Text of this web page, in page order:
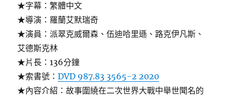
★字幕：繁體中文
★導演：羅蘭艾默瑞奇
★演員：派翠克威爾森、伍迪哈里遜、路克伊凡斯、
艾德斯克林
★片長：136分鐘
★索書號：DVD 987.83 3565-2 2020
★內容介紹：故事圍繞在二次世界大戰中舉世聞名的